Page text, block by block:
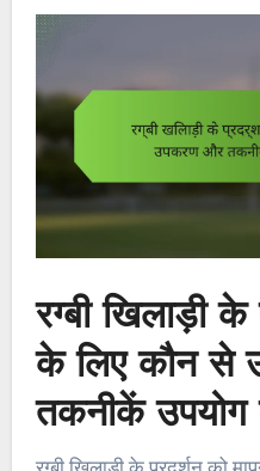
रग्बी खिलाड़ी के
के लिए कौन से
तकनीकें उपयोग